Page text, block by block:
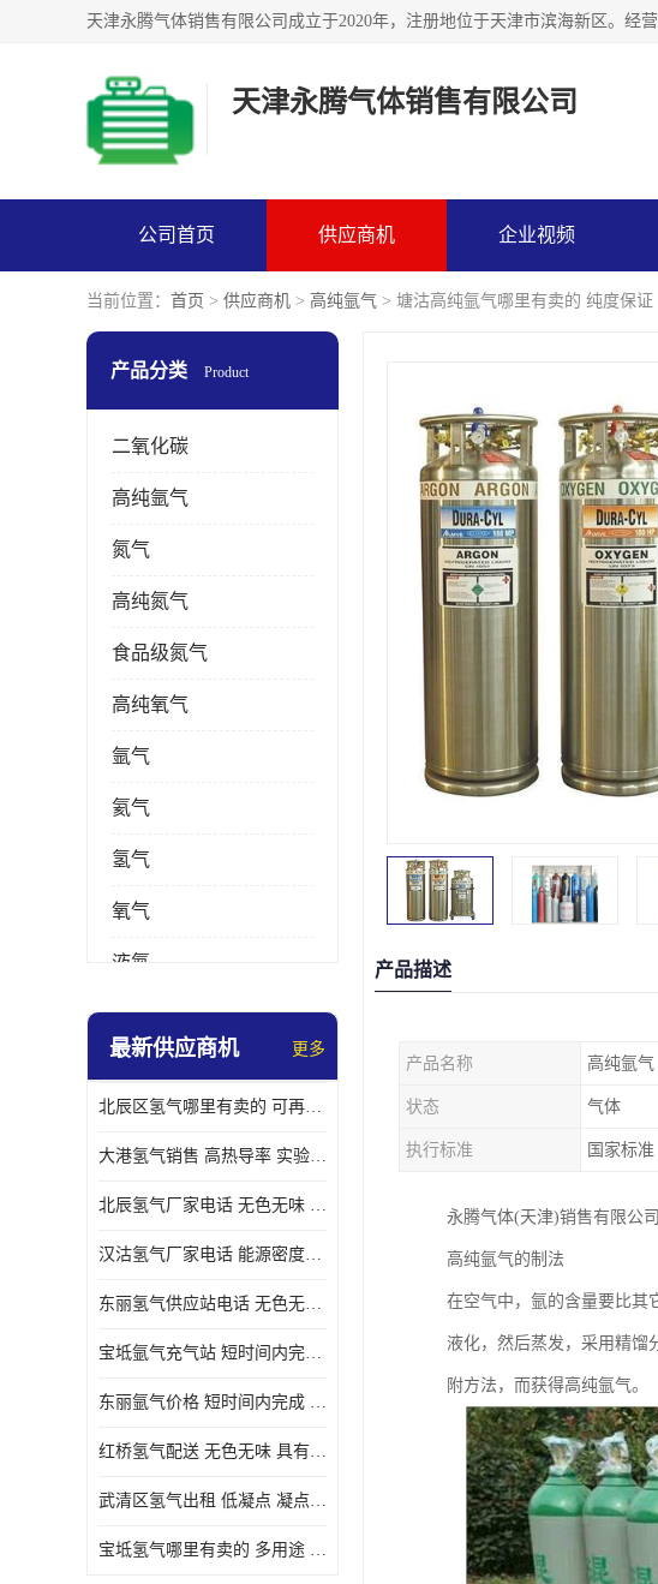
天津永腾气体销售有限公司
公司首页 供应商机 企业视频
当前位置： 首页 > 供应商机 > 高纯氩气 > 塘沽高纯氩气哪里有卖的 纯度保证
产品分类 Product
二氧化碳
高纯氩气
氮气
高纯氮气
食品级氮气
高纯氧气
氩气
氦气
氢气
氧气
液氮
乙炔
最新供应商机 更多
北辰区氢气哪里有卖的 可再生 实验室应用
大港氢气销售 高热导率 实验室应用
北辰氢气厂家电话 无色无味 凝点为-259
汉沽氢气厂家电话 能源密度高 储存和传输便利
东丽氢气供应站电话 无色无味 储存和传输便利
宝坻氩气充气站 短时间内完成 人员经过培训
东丽氩气价格 短时间内完成 物流管理优良
红桥氢气配送 无色无味 具有较低的密度
武清区氢气出租 低凝点 凝点为-259
宝坻氢气哪里有卖的 多用途 可以在空气中上升
产品描述
产品名称 高纯氩气
状态 气体
执行标准 国家标准
永腾气体(天津)销售有限公
高纯氩气的制法
在空气中，氩的含量要比其
液化，然后蒸发，采用精馏
附方法，而获得高纯氩气。